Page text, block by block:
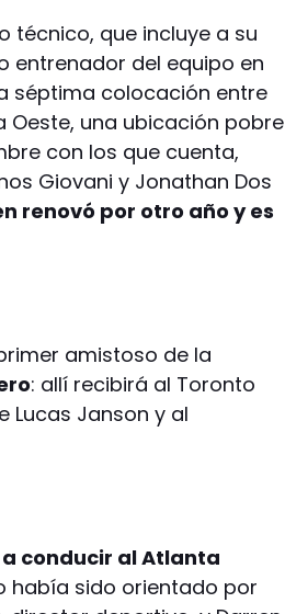
técnico, que incluye a su
entrenador del equipo en
séptima colocación entre
Oeste, una ubicación pobre
con los que cuenta,
Giovani y Jonathan Dos
renovó por otro año y es
amistoso de la
: allí recibirá al Toronto
Lucas Janson y al
conducir al Atlanta
había sido orientado por